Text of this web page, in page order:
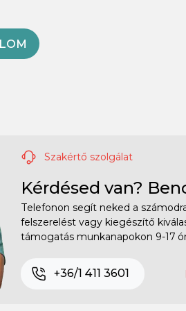
Szakértő szolgálat
Kérdésed van?
Telefonon segít neked a
felszerelést vagy kiegészítő
támogatás munkanapokon 9-17
+36/1 411 3601